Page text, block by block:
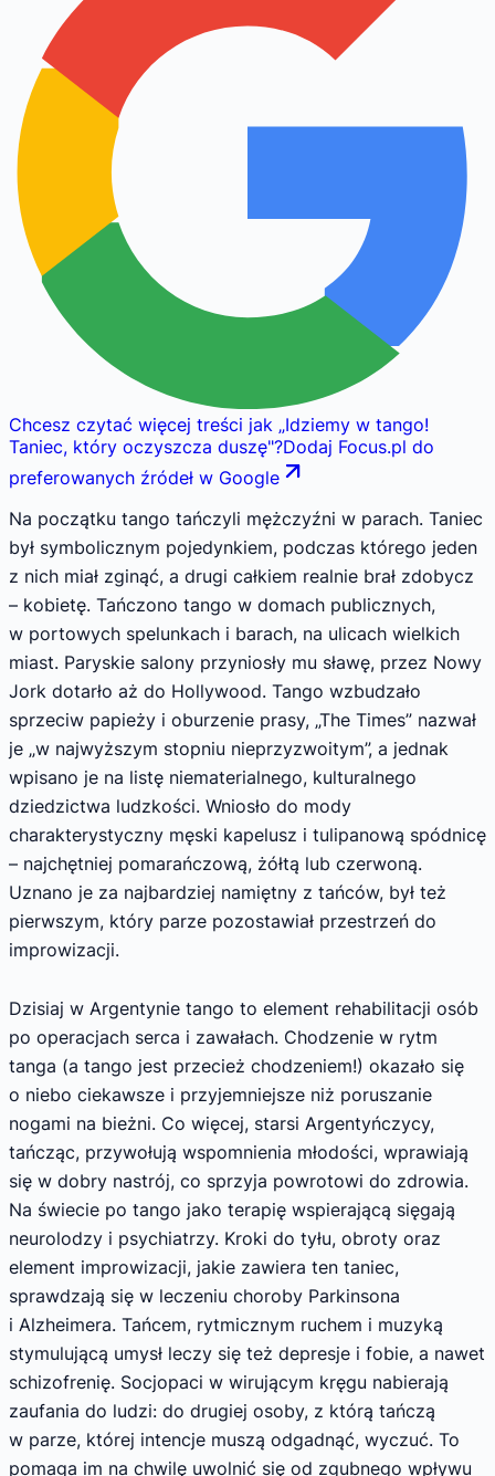
Chcesz czytać więcej treści jak „Idziemy w tango!
Taniec, który oczyszcza duszę"?Dodaj Focus.pl do
preferowanych źródeł w Google
Na początku tango tańczyli mężczyźni w parach. Taniec
był symbolicznym pojedynkiem, podczas którego jeden
z nich miał zginąć, a drugi całkiem realnie brał zdobycz
– kobietę. Tańczono tango w domach publicznych,
w portowych spelunkach i barach, na ulicach wielkich
miast. Paryskie salony przyniosły mu sławę, przez Nowy
Jork dotarło aż do Hollywood. Tango wzbudzało
sprzeciw papieży i oburzenie prasy, „The Times” nazwał
je „w najwyższym stopniu nieprzyzwoitym”, a jednak
wpisano je na listę niematerialnego, kulturalnego
dziedzictwa ludzkości. Wniosło do mody
charakterystyczny męski kapelusz i tulipanową spódnicę
– najchętniej pomarańczową, żółtą lub czerwoną.
Uznano je za najbardziej namiętny z tańców, był też
pierwszym, który parze pozostawiał przestrzeń do
improwizacji.
Dzisiaj w Argentynie tango to element rehabilitacji osób
po operacjach serca i zawałach. Chodzenie w rytm
tanga (a tango jest przecież chodzeniem!) okazało się
o niebo ciekawsze i przyjemniejsze niż poruszanie
nogami na bieżni. Co więcej, starsi Argentyńczycy,
tańcząc, przywołują wspomnienia młodości, wprawiają
się w dobry nastrój, co sprzyja powrotowi do zdrowia.
Na świecie po tango jako terapię wspierającą sięgają
neurolodzy i psychiatrzy. Kroki do tyłu, obroty oraz
element improwizacji, jakie zawiera ten taniec,
sprawdzają się w leczeniu choroby Parkinsona
i Alzheimera. Tańcem, rytmicznym ruchem i muzyką
stymulującą umysł leczy się też depresje i fobie, a nawet
schizofrenię. Socjopaci w wirującym kręgu nabierają
zaufania do ludzi: do drugiej osoby, z którą tańczą
w parze, której intencje muszą odgadnąć, wyczuć. To
pomaga im na chwilę uwolnić się od zgubnego wpływu